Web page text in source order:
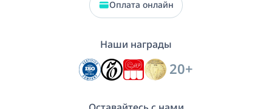
Оплата онлайн
Наши награды
20+